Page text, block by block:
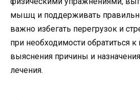
мышц и поддерживать
важно избегать перегрузок и
при необходимости обратиться к
выяснения причины и
лечения.